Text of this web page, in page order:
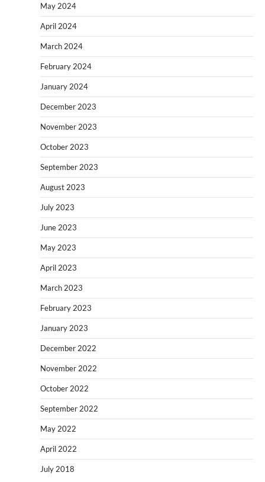
May 2024
April 2024
March 2024
February 2024
January 2024
December 2023
November 2023
October 2023
September 2023
August 2023
July 2023
June 2023
May 2023
April 2023
March 2023
February 2023
January 2023
December 2022
November 2022
October 2022
September 2022
May 2022
April 2022
July 2018